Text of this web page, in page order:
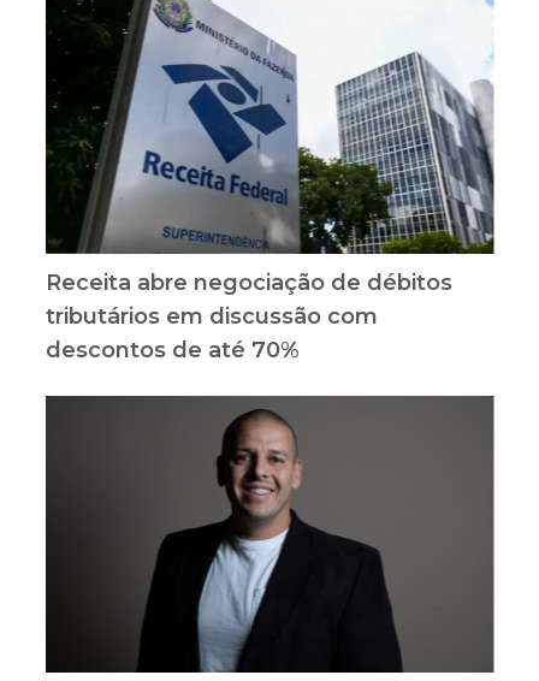
Receita abre negociação de débitos
tributários em discussão com
descontos de até 70%